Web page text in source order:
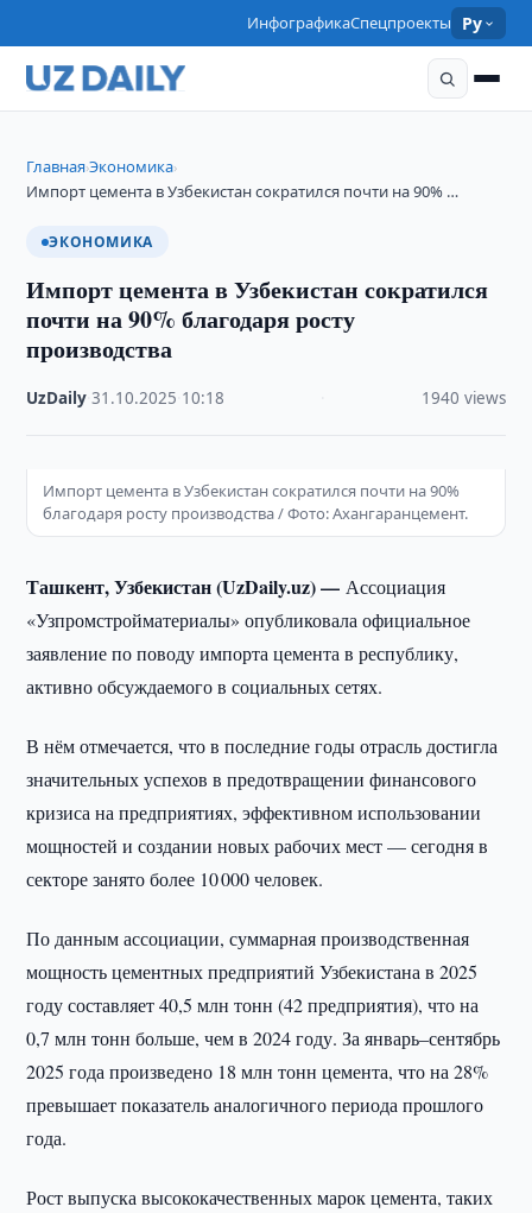
ИнфографикаСпецпроекты Ру
Главная›Экономика›
Импорт цемента в Узбекистан сократился почти на 90% …
ЭКОНОМИКА
Импорт цемента в Узбекистан сократился
почти на 90% благодаря росту
производства
UzDaily ·31.10.2025 10:18 1940 views
Импорт цемента в Узбекистан сократился почти на 90%
благодаря росту производства / Фото: Ахангаранцемент.
Ташкент, Узбекистан (UzDaily.uz) —Ассоциация
«Узпромстройматериалы» опубликовала официальное
заявление по поводу импорта цемента в республику,
активно обсуждаемого в социальных сетях.
В нём отмечается, что в последние годы отрасль достигла
значительных успехов в предотвращении финансового
кризиса на предприятиях, эффективном использовании
мощностей и создании новых рабочих мест — сегодня в
секторе занято более 10 000 человек.
По данным ассоциации, суммарная производственная
мощность цементных предприятий Узбекистана в 2025
году составляет 40,5 млн тонн (42 предприятия), что на
0,7 млн тонн больше, чем в 2024 году. За январь–сентябрь
2025 года произведено 18 млн тонн цемента, что на 28%
превышает показатель аналогичного периода прошлого
года.
Рост выпуска высококачественных марок цемента, таких